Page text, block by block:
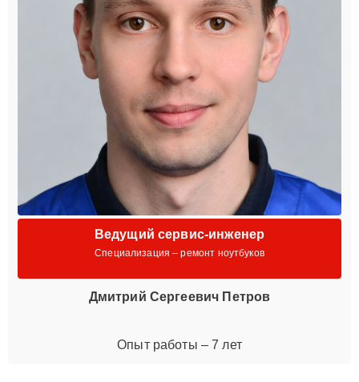
Ведущий сервис-инженер
Специализация – ремонт ноутбуков
Дмитрий Сергеевич Петров
Опыт работы – 7 лет